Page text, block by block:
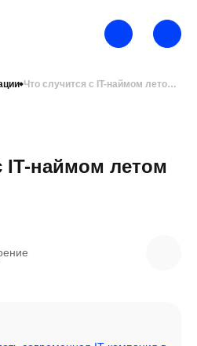
Что случится с IT-наймом летом 2022 года?
IT-наймом летом